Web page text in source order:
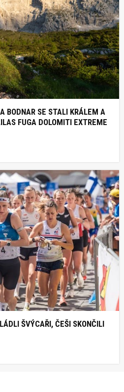
BODNAR SE STALI KRÁLEM A
FUGA DOLOMITI EXTREME
ŠVÝCAŘI, ČEŠI SKONČILI